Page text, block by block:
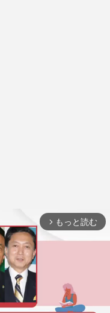
arrow_forward_ios もっと読む